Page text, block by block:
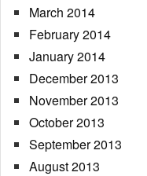
March 2014
February 2014
January 2014
December 2013
November 2013
October 2013
September 2013
August 2013